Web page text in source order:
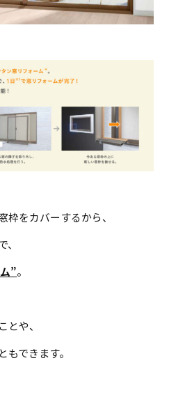
をカバーするから、
”。
や、
できます。